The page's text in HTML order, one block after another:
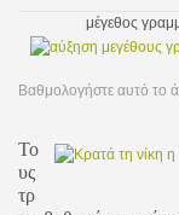
μέγεθος
Βαθμολογήστε αυτό το
Το
υς
τρ